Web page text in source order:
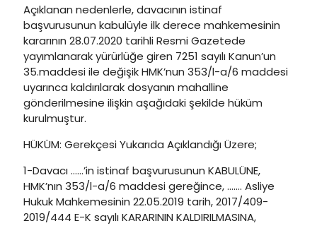
Açıklanan nedenlerle, davacının istinaf
başvurusunun kabulüyle ilk derece mahkemesinin
kararının 28.07.2020 tarihli Resmi Gazetede
yayımlanarak yürürlüğe giren 7251 sayılı Kanun’un
35.maddesi ile değişik HMK’nun 353/l-a/6 maddesi
uyarınca kaldırılarak dosyanın mahalline
gönderilmesine ilişkin aşağıdaki şekilde hüküm
kurulmuştur.
HÜKÜM: Gerekçesi Yukarıda Açıklandığı Üzere;
1-Davacı ……’in istinaf başvurusunun KABULÜNE,
HMK’nın 353/l-a/6 maddesi gereğince, ……. Asliye
Hukuk Mahkemesinin 22.05.2019 tarih, 2017/409-
2019/444 E-K sayılı KARARININ KALDIRILMASINA,